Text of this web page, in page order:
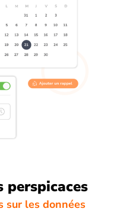
perspicaces
sur les données